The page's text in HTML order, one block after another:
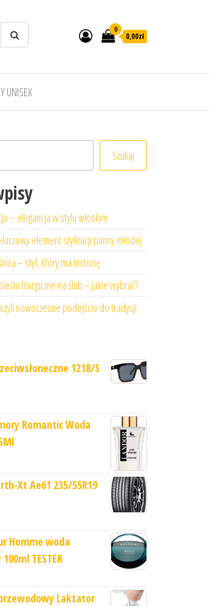
0
0,00zł
UNISEX
Szukaj
– elegancja w stylu włoskim
element stylizacji panny młodej
– styl, który ma historię
liturgiczne na ślub – jakie wybrać?
nowoczesne podejście do tradycji
1218/S
Romantic Woda
Xt Ae61 235/55R19
Homme woda
TESTER
Laktator